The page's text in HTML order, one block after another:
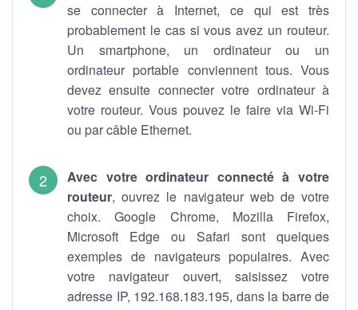
se connecter à Internet, ce qui est très
probablement le cas si vous avez un routeur.
Un smartphone, un ordinateur ou un
ordinateur portable conviennent tous. Vous
devez ensuite connecter votre ordinateur à
votre routeur. Vous pouvez le faire via Wi-Fi
ou par câble Ethernet.
Avec votre ordinateur connecté à votre
routeur, ouvrez le navigateur web de votre
choix. Google Chrome, Mozilla Firefox,
Microsoft Edge ou Safari sont quelques
exemples de navigateurs populaires. Avec
votre navigateur ouvert, saisissez votre
adresse IP, 192.168.183.195, dans la barre de